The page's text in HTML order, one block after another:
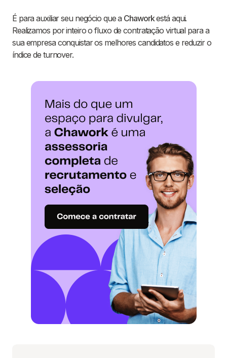
É para auxiliar seu negócio que a Chaworkestá aqui.
Realizamos por inteiro o fluxo de contratação virtual para a
sua empresa conquistar os melhores candidatos e reduzir o
índice de turnover.